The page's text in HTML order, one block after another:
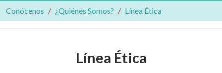
Conócenos ¿Quiénes Somos? Línea Ética
Línea Ética